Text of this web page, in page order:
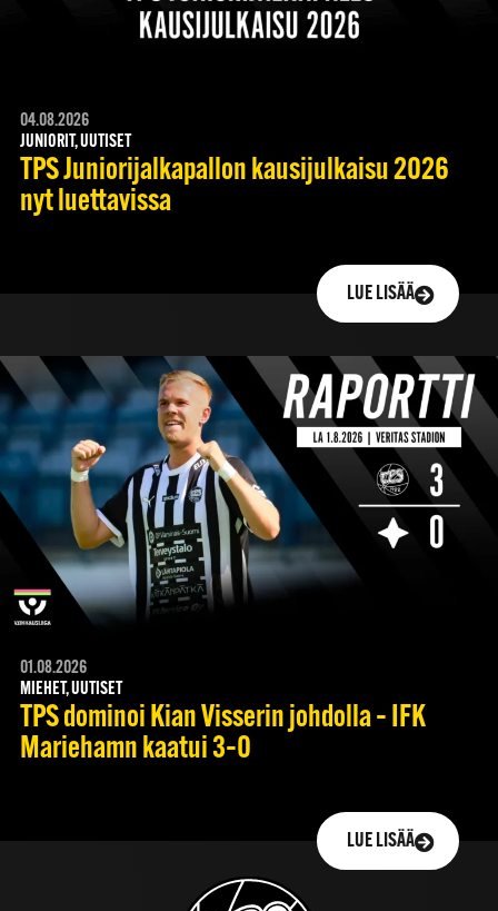
04.08.2026
JUNIORIT, UUTISET
TPS Juniorijalkapallon kausijulkaisu 2026
nyt luettavissa
LUE LISÄÄ
01.08.2026
MIEHET, UUTISET
TPS dominoi Kian Visserin johdolla – IFK
Mariehamn kaatui 3–0
LUE LISÄÄ